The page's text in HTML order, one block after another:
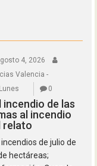
4, 2026
Valencia -
0
incendio de las
al incendio
relato
incendios de julio de
hectáreas;